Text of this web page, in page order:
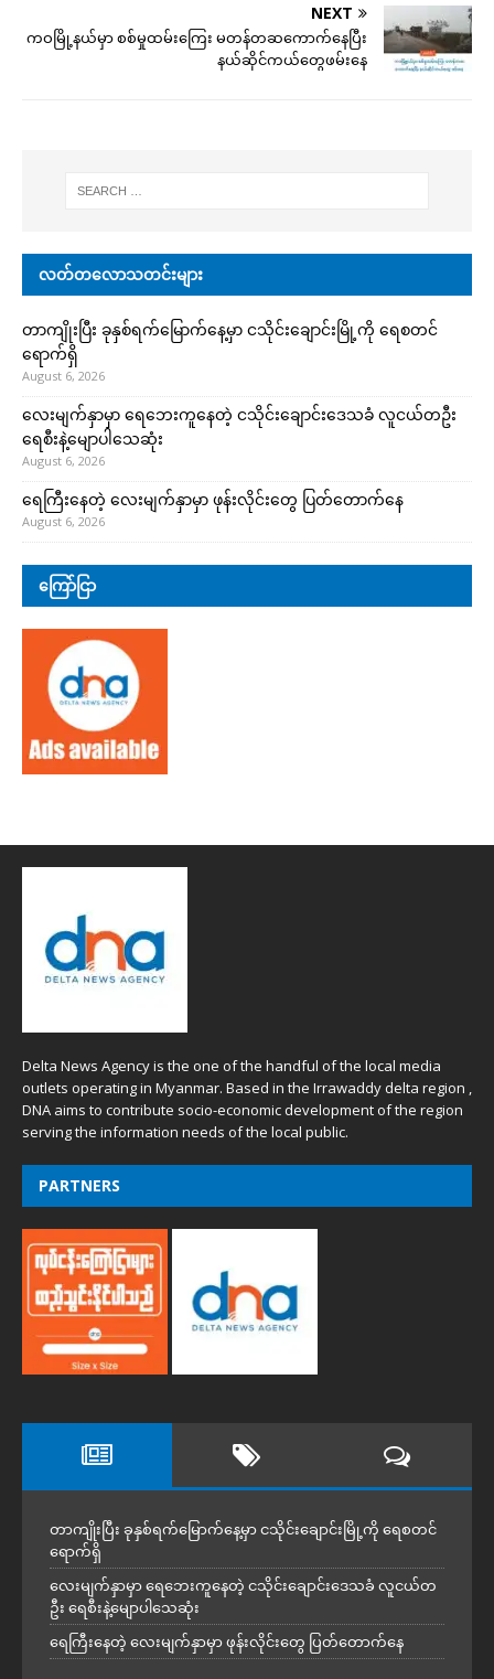
NEXT
ကဝမြို့နယ်မှာ စစ်မှုထမ်းကြေး မတန်တဆကောက်နေပြီး
နယ်ဆိုင်ကယ်‌တွေဖမ်းနေ
လတ်တလောသတင်းများ
တာကျိုးပြီး ခုနှစ်ရက်မြောက်နေ့မှာ ငသိုင်းချောင်းမြို့ကို ရေစတင်
ရောက်ရှိ
August 6, 2026
လေးမျက်နှာမှာ ရေဘေးကူနေတဲ့ ငသိုင်းချောင်းဒေသခံ လူငယ်တဦး
ရေစီးနဲ့မျောပါသေဆုံး
August 6, 2026
ရေကြီးနေတဲ့ လေးမျက်နှာမှာ ဖုန်းလိုင်းတွေ ပြတ်တောက်နေ
August 6, 2026
ကြော်ငြာ
Delta News Agency is the one of the handful of the local media
outlets operating in Myanmar. Based in the Irrawaddy delta region ,
DNA aims to contribute socio-economic development of the region
serving the information needs of the local public.
PARTNERS
တာကျိုးပြီး ခုနှစ်ရက်မြောက်နေ့မှာ ငသိုင်းချောင်းမြို့ကို ရေစတင်
ရောက်ရှိ
လေးမျက်နှာမှာ ရေဘေးကူနေတဲ့ ငသိုင်းချောင်းဒေသခံ လူငယ်တ
ဦး ရေစီးနဲ့မျောပါသေဆုံး
ရေကြီးနေတဲ့ လေးမျက်နှာမှာ ဖုန်းလိုင်းတွေ ပြတ်တောက်နေ